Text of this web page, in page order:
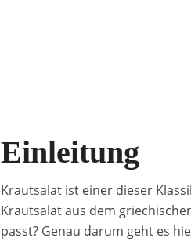
Einleitung
Krautsalat ist einer dieser
Krautsalat aus dem
passt? Genau darum geht es